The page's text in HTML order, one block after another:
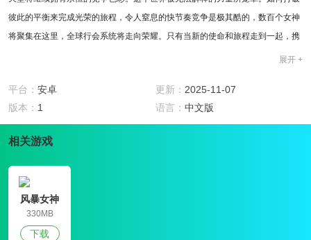
彼此的平衡来完成光荣的旅程，令人窒息的快节奏竞争是极其酷的，数百个女神
将聚集在这里，全球行会系统将走向荣耀。只有当新的使命和旅程走到一起，携
手战斗，光明的旅程才能完成，这是由电影级的图像质量和爆炸打击的感觉触
游戏玩法
1、洛丽的形象和纯皇家姐妹范，一起打造你专属的旅行;
2、不同风格的女神会再次聚集，只是为了与顶峰的战斗;
3、所有技能触发将带给你更多的技能可能性，荣耀之战将再次开始。
1、在风暴女神手游官网最新ios苹果版最初的字符选择中，我们实际上可以看到
2、也就是说，通过整体展示他们的属性、个性和其他数据。通常通过具体的数
字，我们更能分析;
展开 +
平台： 安卓 更新： 2025-11-07
版本： 1 语言： 中文版
相关游戏
风暴女神
330MB
下载